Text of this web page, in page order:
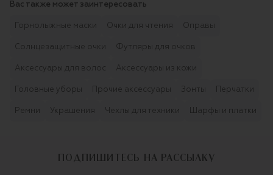
Вас также может заинтересовать
Горнолыжные маски Очки для чтения Оправы
Солнцезащитные очки Футляры для очков
Аксессуары для волос Аксессуары из кожи
Головные уборы Прочие аксессуары Зонты Перчатки
Ремни Украшения Чехлы для техники Шарфы и платки
ПОДПИШИТЕСЬ НА РАССЫЛКУ